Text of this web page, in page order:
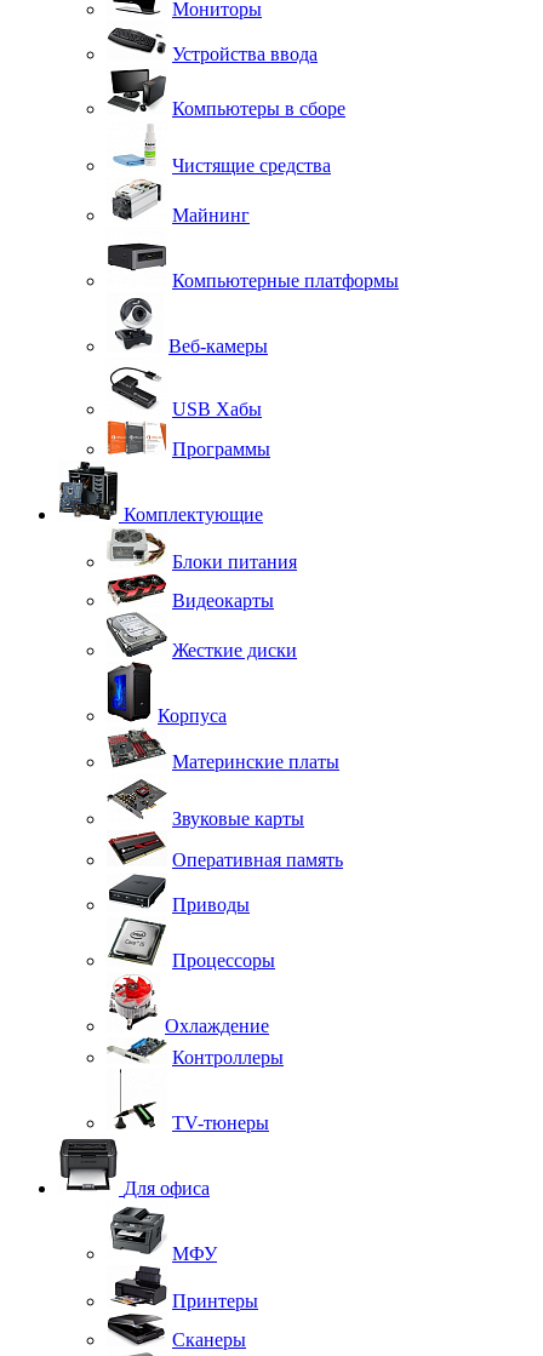
Мониторы
Устройства ввода
Компьютеры в сборе
Чистящие средства
Майнинг
Компьютерные платформы
Веб-камеры
USB Хабы
Программы
Комплектующие
Блоки питания
Видеокарты
Жесткие диски
Корпуса
Материнские платы
Звуковые карты
Оперативная память
Приводы
Процессоры
Охлаждение
Контроллеры
TV-тюнеры
Для офиса
МФУ
Принтеры
Сканеры